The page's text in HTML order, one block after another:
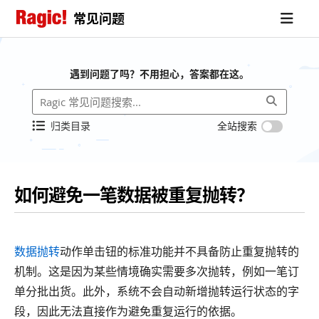
常见问题
遇到问题了吗？不用担心，答案都在这。
归类目录 全站搜索
如何避免一笔数据被重复抛转？
数据抛转动作单击钮的标准功能并不具备防止重复抛转的
机制。这是因为某些情境确实需要多次抛转，例如一笔订
单分批出货。此外，系统不会自动新增抛转运行状态的字
段，因此无法直接作为避免重复运行的依据。